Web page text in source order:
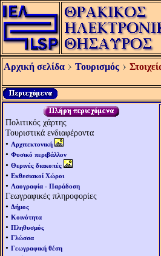
Αρχική σελίδα Τουρισμός
Πολιτικός χάρτης
Τουριστικά ενδιαφέροντα
• Αρχιτεκτονική
• Φυσικό περιβάλλον
• Θερινές διακοπές
• Εκθεσιακοί Χώροι
• Λαογραφία - Παράδοση
Γεωγραφικές πληροφορίες
• Δήμος
• Κοινότητα
• Πληθυσμός
• Γλώσσα
• Γεωγραφική θέση